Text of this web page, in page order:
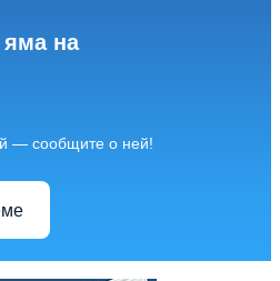
на
— сообщите о ней!